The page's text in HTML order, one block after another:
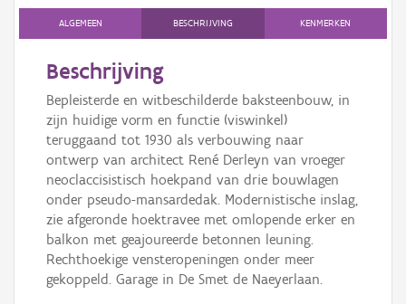
ALGEMEEN BESCHRIJVING KENMERKEN
Beschrijving
Bepleisterde en witbeschilderde baksteenbouw, in
zijn huidige vorm en functie (viswinkel)
teruggaand tot 1930 als verbouwing naar
ontwerp van architect René Derleyn van vroeger
neoclaccisistisch hoekpand van drie bouwlagen
onder pseudo-mansardedak. Modernistische inslag,
zie afgeronde hoektravee met omlopende erker en
balkon met geajoureerde betonnen leuning.
Rechthoekige vensteropeningen onder meer
gekoppeld. Garage in De Smet de Naeyerlaan.